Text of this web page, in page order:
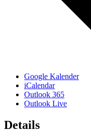
Google Kalender
iCalendar
Outlook 365
Outlook Live
Details